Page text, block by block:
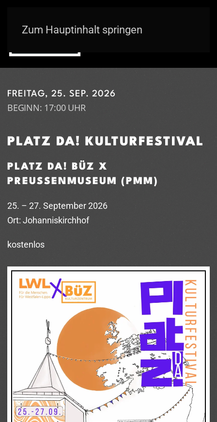
Zum Hauptinhalt springen
FREITAG, 25. SEP. 2026
BEGINN: 17:00 UHR
PLATZ DA! KULTURFESTIVAL
PLATZ DA! BÜZ X
PREUSSENMUSEUM (PMM)
25. – 27. September 2026
Ort: Johanniskirchhof
kostenlos